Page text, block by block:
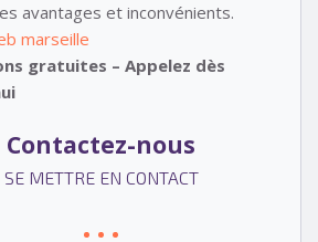
avantages et inconvénients.
marseille
gratuites – Appelez dès
Contactez-nous
SE METTRE EN CONTACT